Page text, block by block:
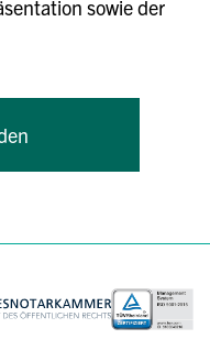
sowie der